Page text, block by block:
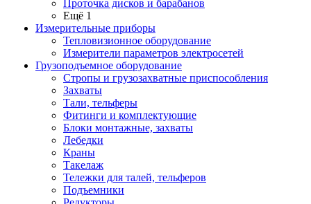
Проточка дисков и барабанов
Ещё 1
Измерительные приборы
Тепловизионное оборудование
Измерители параметров электросетей
Грузоподъемное оборудование
Стропы и грузозахватные приспособления
Захваты
Тали, тельферы
Фитинги и комплектующие
Блоки монтажные, захваты
Лебедки
Краны
Такелаж
Тележки для талей, тельферов
Подъемники